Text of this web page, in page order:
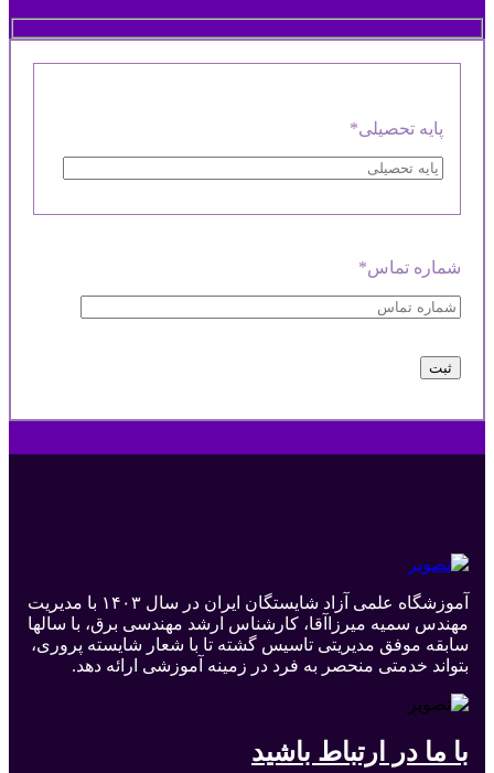
پایه تحصیلی*
شماره تماس*
آموزشگاه علمی آزاد شایستگان ایران در سال ۱۴۰۳ با مدیریت
مهندس سمیه میرزاآقا، کارشناس ارشد مهندسی برق، با سالها
سابقه موفق مدیریتی تاسیس گشته تا با شعار شایسته پروری،
بتواند خدمتی منحصر به فرد در زمینه آموزشی ارائه دهد.
با ما در ارتباط باشید